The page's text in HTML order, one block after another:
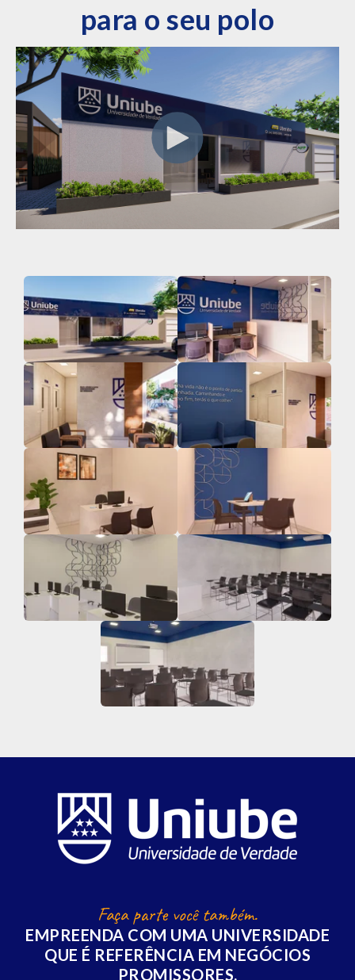
para o seu polo
Faça parte você também.
EMPREENDA COM UMA UNIVERSIDADE
QUE É REFERÊNCIA EM NEGÓCIOS
PROMISSORES.